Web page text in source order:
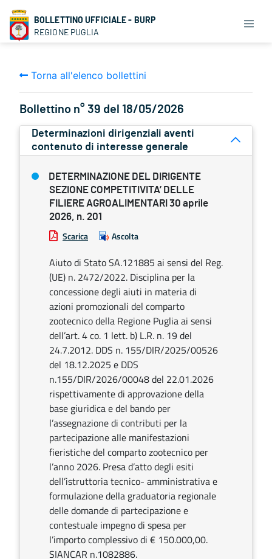
BOLLETTINO UFFICIALE - BURP
REGIONE PUGLIA
Torna all'elenco bollettini
Bollettino n° 39 del 18/05/2026
Determinazioni dirigenziali aventi
contenuto di interesse generale
DETERMINAZIONE DEL DIRIGENTE
SEZIONE COMPETITIVITA’ DELLE
FILIERE AGROALIMENTARI 30 aprile
2026, n. 201
Scarica Ascolta
Aiuto di Stato SA.121885 ai sensi del Reg.
(UE) n. 2472/2022. Disciplina per la
concessione degli aiuti in materia di
azioni promozionali del comparto
zootecnico della Regione Puglia ai sensi
dell’art. 4 co. 1 lett. b) L.R. n. 19 del
24.7.2012. DDS n. 155/DIR/2025/00526
del 18.12.2025 e DDS
n.155/DIR/2026/00048 del 22.01.2026
rispettivamente di approvazione della
base giuridica e del bando per
l’assegnazione di contributi per la
partecipazione alle manifestazioni
fieristiche del comparto zootecnico per
l’anno 2026. Presa d’atto degli esiti
dell’istruttoria tecnico- amministrativa e
formulazione della graduatoria regionale
delle domande di partecipazione e
contestuale impegno di spesa per
l’importo complessivo di € 150.000,00.
SIANCAR n.1082886.